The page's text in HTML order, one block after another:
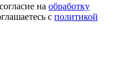
на обработку
с политикой